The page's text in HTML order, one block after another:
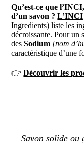
Qu’est-ce que
d’un savon ? L’INCI
Ingredients) liste les
décroissante. Pour un
desSodium [nom
caractéristique d’une
👉Découvrir les
Savon solide ou